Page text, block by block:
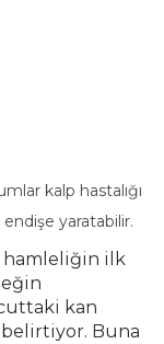
kalp hastalığı
endişe yaratabilir.
hamleliğin ilk
kan
belirtiyor. Buna